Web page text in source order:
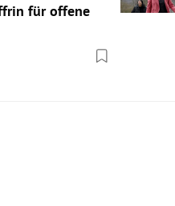
für offene